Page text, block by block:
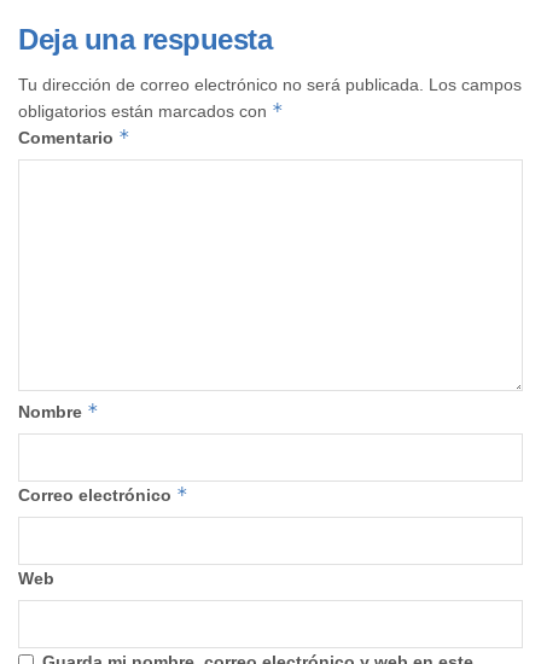
Deja una respuesta
Tu dirección de correo electrónico no será publicada.
Los campos
obligatorios están marcados con *
Comentario *
Nombre *
Correo electrónico *
Web